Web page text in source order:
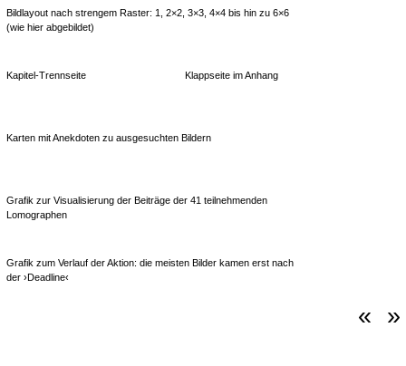
Bildlayout nach strengem Raster: 1, 2×2, 3×3, 4×4 bis hin zu 6×6
(wie hier abgebildet)
Kapitel-Trennseite Klappseite im Anhang
Karten mit Anekdoten zu ausgesuchten Bildern
Grafik zur Visualisierung der Beiträge der 41 teilnehmenden
Lomographen
Grafik zum Verlauf der Aktion: die meisten Bilder kamen erst nach
der ›Deadline‹
»
«